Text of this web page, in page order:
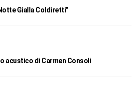
Gialla Coldiretti”
acustico di Carmen Consoli